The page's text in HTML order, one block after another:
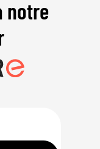
notre